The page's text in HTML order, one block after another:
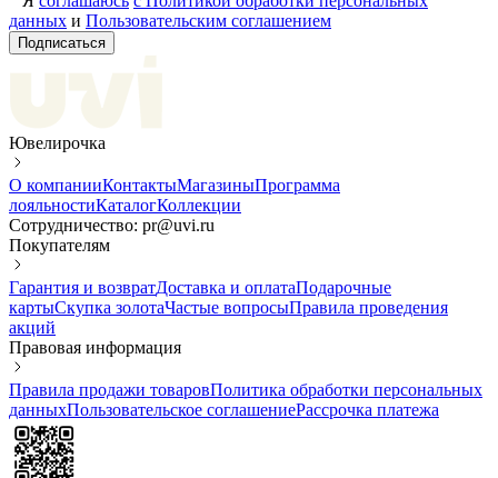
данных и Пользовательским соглашением
Подписаться
Ювелирочка
О компанииКонтактыМагазиныПрограмма
лояльностиКаталогКоллекции
Сотрудничество: pr@uvi.ru
Покупателям
Гарантия и возвратДоставка и оплатаПодарочные
картыСкупка золотаЧастые вопросыПравила проведения
акций
Правовая информация
Правила продажи товаровПолитика обработки персональных
данныхПользовательское соглашениеРассрочка платежа